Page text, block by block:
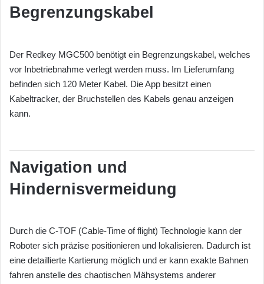
Begrenzungskabel
Der Redkey MGC500 benötigt ein Begrenzungskabel, welches
vor Inbetriebnahme verlegt werden muss. Im Lieferumfang
befinden sich 120 Meter Kabel. Die App besitzt einen
Kabeltracker, der Bruchstellen des Kabels genau anzeigen
kann.
Navigation und
Hindernisvermeidung
Durch die C-TOF (Cable-Time of flight) Technologie kann der
Roboter sich präzise positionieren und lokalisieren. Dadurch ist
eine detaillierte Kartierung möglich und er kann exakte Bahnen
fahren anstelle des chaotischen Mähsystems anderer